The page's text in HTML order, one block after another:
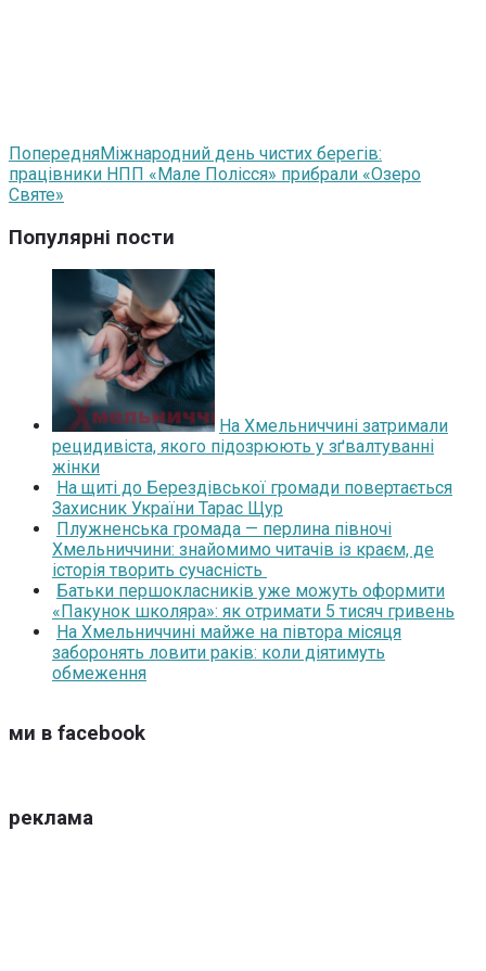
ПопередняМіжнародний день чистих берегів:
працівники НПП «Мале Полісся» прибрали «Озеро
Святе»
Популярні пости
На Хмельниччині затримали
рецидивіста, якого підозрюють у зґвалтуванні
жінки
На щиті до Берездівської громади повертається
Захисник України Тарас Щур
Плужненська громада — перлина півночі
Хмельниччини: знайомимо читачів із краєм, де
історія творить сучасність
Батьки першокласників уже можуть оформити
«Пакунок школяра»: як отримати 5 тисяч гривень
На Хмельниччині майже на півтора місяця
заборонять ловити раків: коли діятимуть
обмеження
ми в facebook
реклама